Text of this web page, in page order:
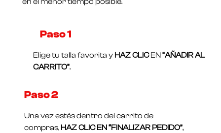
Paso 1​
Elige tu talla favorita y HAZ CLICEN“AÑADIR AL
CARRITO”.
Paso 2
Una vez estés dentro del carrito de
compras, HAZ CLIC EN “FINALIZAR PEDIDO”,